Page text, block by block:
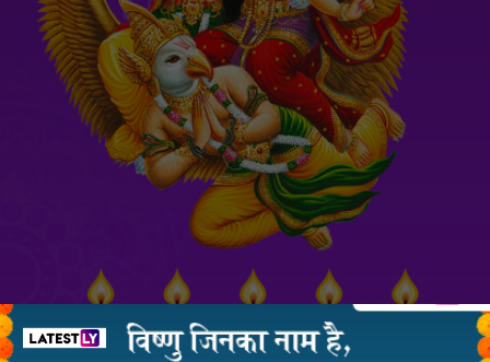
हैप्पी रमा एकादशी